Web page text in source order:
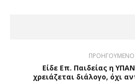
ΠΡΟΗΓΟΥΜΕΝΟ
Είδε Επ. Παιδείας η
χρειάζεται διάλογο, όχι